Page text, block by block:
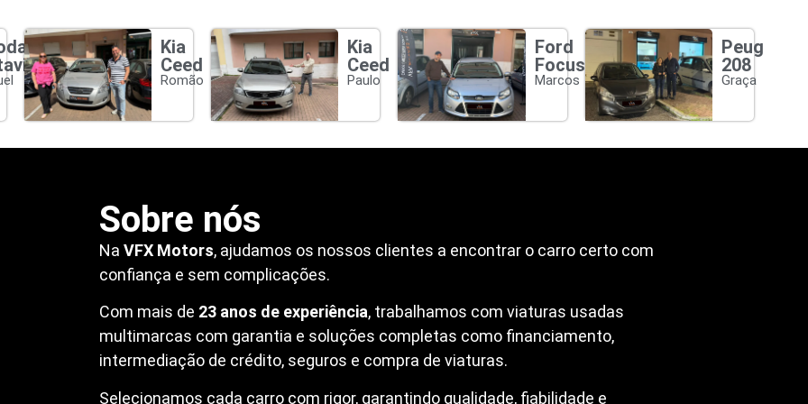
Kia
Ceed
Romão
Kia
Ceed
Paulo
Ford
Focus
Marcos
Peugeot
208
Graça
Sobre nós
Na VFX Motors, ajudamos os nossos clientes a encontrar o carro certo com
confiança e sem complicações.
Com mais de 23 anos de experiência, trabalhamos com viaturas usadas
multimarcas com garantia e soluções completas como financiamento,
intermediação de crédito, seguros e compra de viaturas.
Selecionamos cada carro com rigor, garantindo qualidade, fiabilidade e